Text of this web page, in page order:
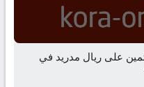
على ريال مدريد في